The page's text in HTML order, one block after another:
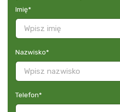
Imię*
Nazwisko*
Telefon*